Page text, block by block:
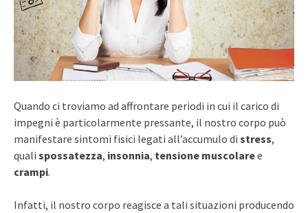
Quando ci troviamo ad affrontare periodi in cui il carico di
impegni è particolarmente pressante, il nostro corpo può
manifestare sintomi fisici legati all’accumulo di stress,
quali spossatezza, insonnia, tensione muscolaree
crampi.
Infatti, il nostro corpo reagisce a tali situazioni producendo